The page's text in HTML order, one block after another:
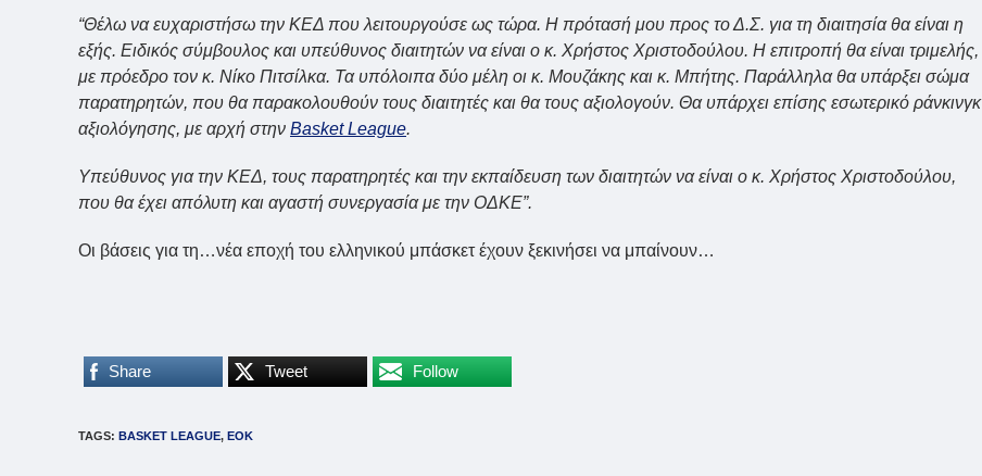
“Θέλω να ευχαριστήσω την ΚΕΔ που λειτουργούσε ως τώρα. Η πρότασή μου προς το Δ.Σ. για τη διαιτησία θα είναι η
εξής. Ειδικός σύμβουλος και υπεύθυνος διαιτητών να είναι ο κ. Χρήστος Χριστοδούλου. Η επιτροπή θα είναι τριμελής,
με πρόεδρο τον κ. Νίκο Πιτσίλκα. Τα υπόλοιπα δύο μέλη οι κ. Μουζάκης και κ. Μπήτης. Παράλληλα θα υπάρξει σώμα
παρατηρητών, που θα παρακολουθούν τους διαιτητές και θα τους αξιολογούν. Θα υπάρχει επίσης εσωτερικό ράνκινγκ
αξιολόγησης, με αρχή στην Basket League.
Υπεύθυνος για την ΚΕΔ, τους παρατηρητές και την εκπαίδευση των διαιτητών να είναι ο κ. Χρήστος Χριστοδούλου,
που θα έχει απόλυτη και αγαστή συνεργασία με την ΟΔΚΕ”.
Οι βάσεις για τη…νέα εποχή του ελληνικού μπάσκετ έχουν ξεκινήσει να μπαίνουν…
Share Tweet Follow
TAGS: BASKET LEAGUE, EOK